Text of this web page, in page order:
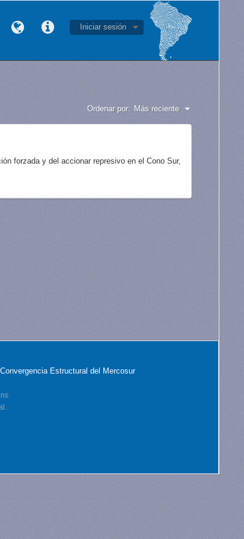
Iniciar sesión
Ordenar por: Más reciente
forzada y del accionar represivo en el Cono Sur,
Estructural del Mercosur